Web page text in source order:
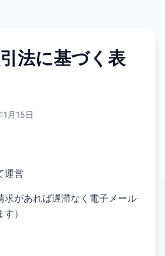
法に基づく表
月15日
運営
求があれば遅滞なく電子メール
）